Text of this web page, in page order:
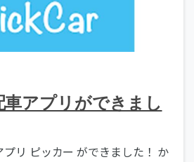
車アプリができまし
リ ピッカー ができました！ か